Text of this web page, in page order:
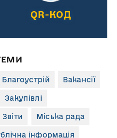
QR-КОД
Благоустрій Вакансії
Закупівлі
Звіти Міська рада
інформація